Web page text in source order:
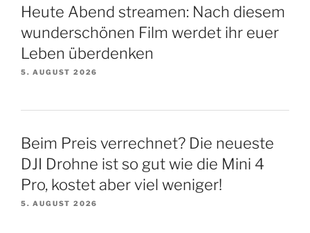
Heute Abend streamen: Nach diesem
wunderschönen Film werdet ihr euer
Leben überdenken
5. AUGUST 2026
Beim Preis verrechnet? Die neueste
DJI Drohne ist so gut wie die Mini 4
Pro, kostet aber viel weniger!
5. AUGUST 2026